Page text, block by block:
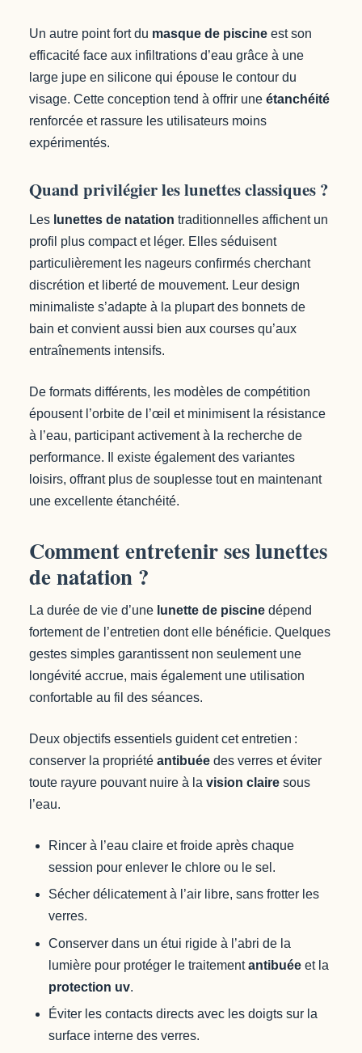
Un autre point fort du masque de piscine est son
efficacité face aux infiltrations d’eau grâce à une
large jupe en silicone qui épouse le contour du
visage. Cette conception tend à offrir une étanchéité
renforcée et rassure les utilisateurs moins
expérimentés.
Quand privilégier les lunettes classiques ?
Les lunettes de natation traditionnelles affichent un
profil plus compact et léger. Elles séduisent
particulièrement les nageurs confirmés cherchant
discrétion et liberté de mouvement. Leur design
minimaliste s’adapte à la plupart des bonnets de
bain et convient aussi bien aux courses qu’aux
entraînements intensifs.
De formats différents, les modèles de compétition
épousent l’orbite de l’œil et minimisent la résistance
à l’eau, participant activement à la recherche de
performance. Il existe également des variantes
loisirs, offrant plus de souplesse tout en maintenant
une excellente étanchéité.
Comment entretenir ses lunettes
de natation ?
La durée de vie d’une lunette de piscine dépend
fortement de l’entretien dont elle bénéficie. Quelques
gestes simples garantissent non seulement une
longévité accrue, mais également une utilisation
confortable au fil des séances.
Deux objectifs essentiels guident cet entretien :
conserver la propriété antibuée des verres et éviter
toute rayure pouvant nuire à la vision claire sous
l’eau.
Rincer à l’eau claire et froide après chaque
session pour enlever le chlore ou le sel.
Sécher délicatement à l’air libre, sans frotter les
verres.
Conserver dans un étui rigide à l’abri de la
lumière pour protéger le traitementantibuée et la
protection uv.
Éviter les contacts directs avec les doigts sur la
surface interne des verres.